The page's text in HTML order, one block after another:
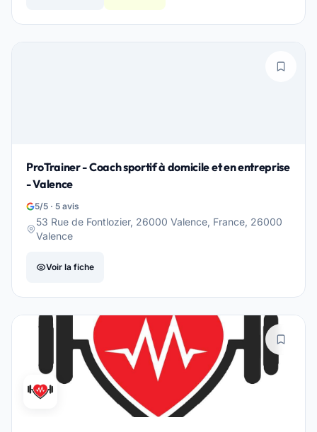
ProTrainer - Coach sportif à domicile et en entreprise
- Valence
5/5 · 5 avis
53 Rue de Fontlozier, 26000 Valence, France, 26000
Valence
Voir la fiche